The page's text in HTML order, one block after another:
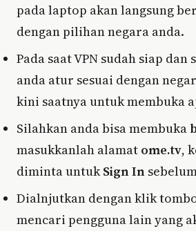
pada laptop akan langsung
dengan pilihan negara anda.
Pada saat VPN sudah siap
anda atur sesuai dengan
kini saatnya untuk membuka
Silahkan anda bisa membuka
masukkanlah alamat ome.tv,
diminta untukSign In
Dialnjutkan dengan klik
mencari pengguna lain yang